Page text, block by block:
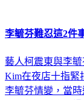
李毓芬難忍這2件
藝人柯震東與李
Kim在夜店十指緊
李毓芬情變，當